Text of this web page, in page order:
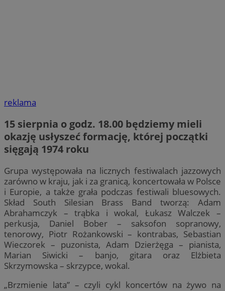
reklama
15 sierpnia o godz. 18.00 będziemy mieli
okazję usłyszeć formację, której początki
sięgają 1974 roku
Grupa występowała na licznych festiwalach jazzowych
zarówno w kraju, jak i za granicą, koncertowała w Polsce
i Europie, a także grała podczas festiwali bluesowych.
Skład South Silesian Brass Band tworzą: Adam
Abrahamczyk – trąbka i wokal, Łukasz Walczek –
perkusja, Daniel Bober – saksofon sopranowy,
tenorowy, Piotr Rożankowski – kontrabas, Sebastian
Wieczorek – puzonista, Adam Dzierżęga – pianista,
Marian Siwicki – banjo, gitara oraz Elżbieta
Skrzymowska – skrzypce, wokal.
„Brzmienie lata” – czyli cykl koncertów na żywo na